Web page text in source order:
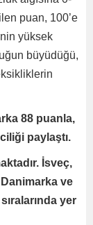
puan, 100’e
yüksek
büyüdüğü,
88 puanla,
paylaştı.
İsveç,
ve
yer